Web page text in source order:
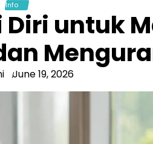
Info
untuk
June 19, 2026